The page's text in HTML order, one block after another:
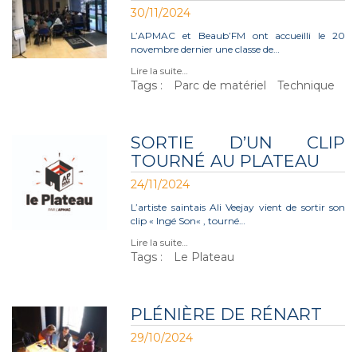
30/11/2024
L’APMAC et Beaub’FM ont accueilli le 20
novembre dernier une classe de…
Lire la suite…
Tags : Parc de matériel Technique
SORTIE D’UN CLIP
TOURNÉ AU PLATEAU
24/11/2024
L’artiste saintais Ali Veejay vient de sortir son
clip « Ingé Son« , tourné…
Lire la suite…
Tags : Le Plateau
PLÉNIÈRE DE RÉNART
29/10/2024